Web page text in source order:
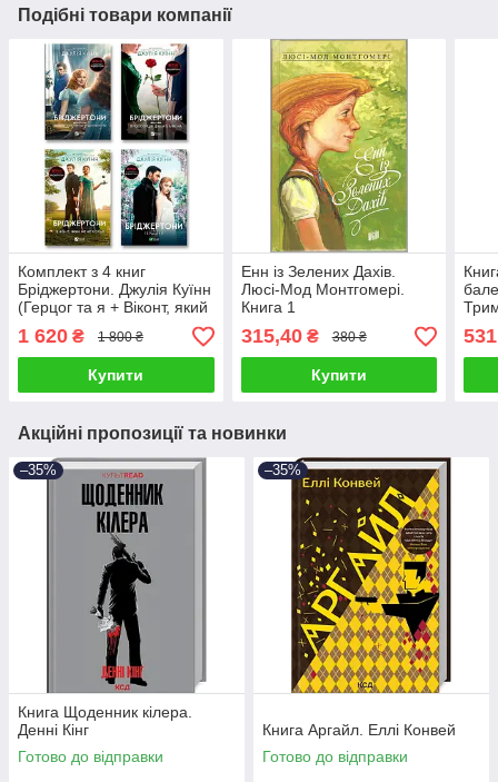
Подібні товари компанії
Комплект з 4 книг
Бріджертони. Джулія Куїнн
(Герцог та я + Віконт, який
мене кохав + Пропозиція
джентльмена)
1 620 ₴ 1 800 ₴
Купити
Енн із Зелених Дахів.
Люсі-Мод Монтгомері.
Книга 1
315,40₴ 380 ₴
Купити
531
Акційні пропозиції та новинки
–35%
Книга Щоденник кілера.
Денні Кінг
Готово до відправки
–35%
Книга Аргайл. Еллі Конвей
Готово до відправки